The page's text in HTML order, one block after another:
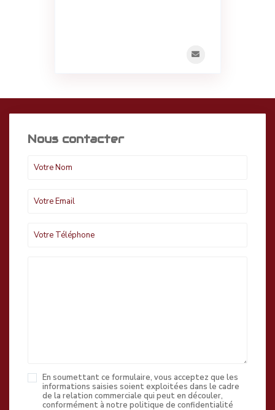
Nous contacter
En soumettant ce formulaire, vous acceptez que les
informations saisies soient exploitées dans le cadre
de la relation commerciale qui peut en découler,
conformément à notre politique de confidentialité